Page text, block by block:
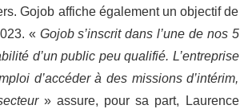
Gojob affiche également un objectif de
« Gojob s’inscrit dans l’une de nos 5
d’un public peu qualifié. L’entreprise
d’accéder à des missions d’intérim,
» assure, pour sa part, Laurence